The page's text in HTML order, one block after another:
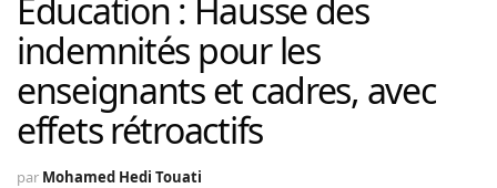
Éducation : Hausse des
indemnités pour les
enseignants et cadres, avec
effets rétroactifs
par Mohamed Hedi Touati